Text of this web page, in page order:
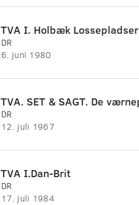
TVA I. Holbæk Lossepladser
DR
6. juni 1980
DR
12. juli 1967
TVA I.Dan-Brit
DR
17. juli 1984